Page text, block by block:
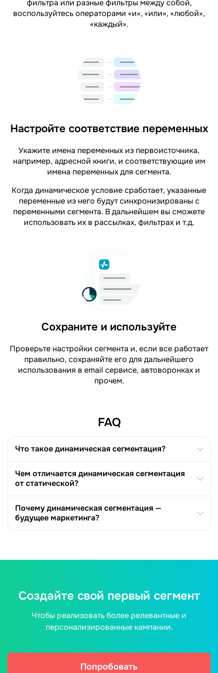
фильтра или разные фильтры между собой,
воспользуйтесь операторами «и», «или», «любой»,
«каждый».
Настройте соответствие переменных
Укажите имена переменных из первоисточника,
например, адресной книги, и соответствующие им
имена переменных для сегмента.
Когда динамическое условие сработает, указанные
переменные из него будут синхронизированы с
переменными сегмента. В дальнейшем вы сможете
использовать их в рассылках, фильтрах и т.д.
Сохраните и используйте
Проверьте настройки сегмента и, если все работает
правильно, сохраняйте его для дальнейшего
использования в email сервисе, автоворонках и
прочем.
FAQ
Что такое динамическая сегментация?
Чем отличается динамическая сегментация
от статической?
Почему динамическая сегментация —
будущее маркетинга?
Создайте свой первый сегмент
Чтобы реализовать более релевантные и
персонализированные кампании.
Попробовать